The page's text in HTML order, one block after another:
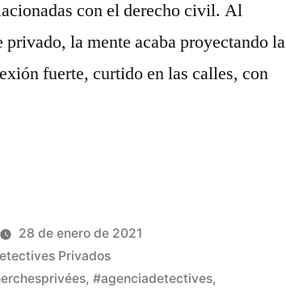
con el derecho civil. Al
la mente acaba proyectando la
fuerte, curtido en las calles, con
28 de enero de 2021
Privados
,#agenciadetectives,